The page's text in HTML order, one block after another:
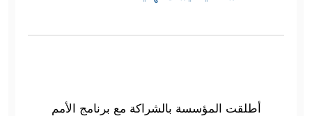
أطلقت المؤسسة بالشراكة مع برنامج الأمم